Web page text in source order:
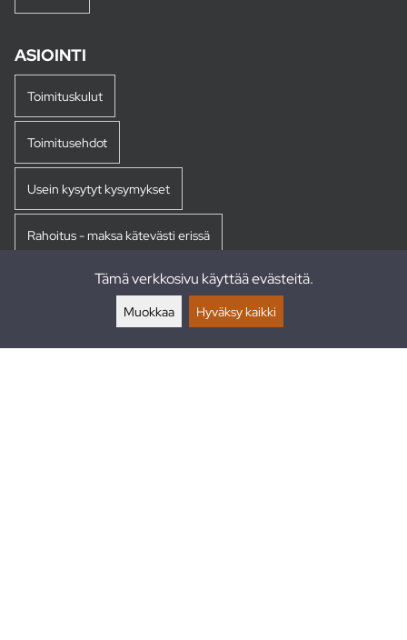
ASIOINTI
Toimituskulut
Toimitusehdot
Usein kysytyt kysymykset
Rahoitus - maksa kätevästi erissä
Tämä verkkosivu käyttää evästeitä.
Muokkaa Hyväksy kaikki